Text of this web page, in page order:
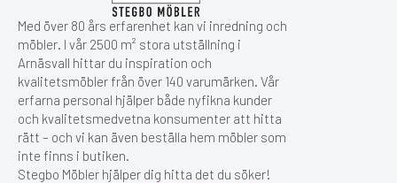
Med över 80 års erfarenhet kan vi inredning och
möbler. I vår 2500 m² stora utställning i
Arnäsvall hittar du inspiration och
kvalitetsmöbler från över 140 varumärken. Vår
erfarna personal hjälper både nyfikna kunder
och kvalitetsmedvetna konsumenter att hitta
rätt – och vi kan även beställa hem möbler som
inte finns i butiken.
Stegbo Möbler hjälper dig hitta det du söker!